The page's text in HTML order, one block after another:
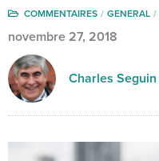
COMMENTAIRES GENERAL
novembre 27, 2018
Charles Seguin